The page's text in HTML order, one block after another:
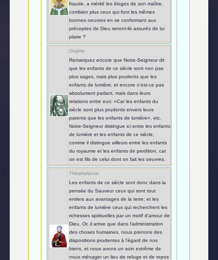
fraude, a mérité les éloges de son maître,
combien plus ceux qui font les mêmes
bonnes oeuvres en se conformant aux
préceptes de Dieu seront-ils assurés de lui
plaire ?
Origène
Remarquez encore que Notre-Seigneur dit
que les enfants de ce siècle sont non pas
plus sages, mais plus prudents que les
enfants de lumière; et encore n'est-ce pas
absolument parlant, mais dans leurs
relations entre eux: «Car les enfants du
siècle sont plus prudents envers leurs
parents que les enfants de lumière», etc.
Notre-Seigneur distingue ici entre les enfants
de lumière et les enfants de ce siècle,
comme il distingue ailleurs entre les enfants
du royaume et les enfants de perdition, car
on est fils de celui dont on fait les oeuvres.
Théophylactus
Les enfants de ce siècle sont donc dans la
pensée du Sauveur ceux qui sont tout
entiers aux avantages de la terre; et les
enfants de lumière ceux qui recherchent les
richesses spirituelles par un motif d'amour de
Dieu. Or, il arrive que dans l'administration
des choses humaines, nous prenons des
dispositions prudentes à l'égard de nos
biens, et nous avons un soin extrême de
nous ménager un lieu de refuge et de repos